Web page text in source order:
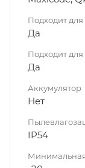
Подходит
Да
Подходит
Да
Аккумулятор
Нет
IP54
Минимальная